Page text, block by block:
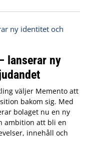
lanserar ny
väljer Memento att
bakom sig. Med
bolaget nu en ny
ambition att bli en
innehåll och